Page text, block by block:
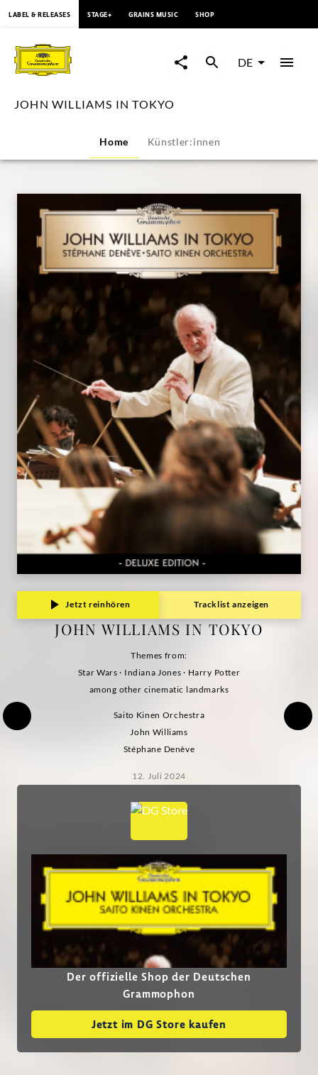
WILLIAMS
IN
|
Deutsche
Grammophon
LABEL & RELEASES STAGE+ GRAINS MUSIC SHOP
DE
JOHN WILLIAMS IN TOKYO
Home Künstler:innen
Jetzt reinhören Tracklist anzeigen
JOHN WILLIAMS IN TOKYO
Themes from:
Star Wars · Indiana Jones · Harry Potter
among other cinematic landmarks
Saito Kinen Orchestra
John Williams
Stéphane Denève
12. Juli 2024
Der offizielle Shop der Deutschen
Grammophon
Jetzt im DG Store kaufen